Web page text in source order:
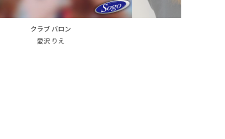
ニュークラブ 離宮
七瀬 みさき